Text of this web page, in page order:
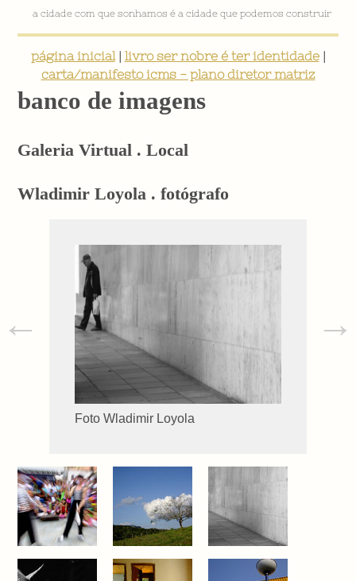
a cidade com que sonhamos é a cidade que podemos construir
página inicial| livro ser nobre é ter identidade|
carta/manifesto icms - plano diretor matriz
banco de imagens
Galeria Virtual . Local
Wladimir Loyola . fotógrafo
Foto Wladimir Loyola
← →